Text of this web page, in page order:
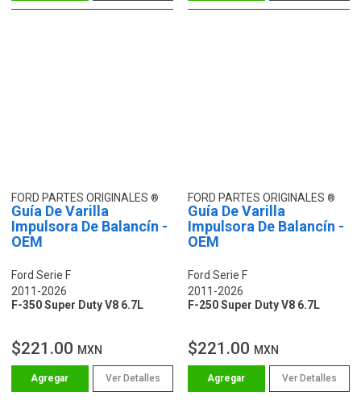
FORD PARTES ORIGINALES
Guía De Varilla
Impulsora De Balancín -
OEM
Ford Serie F
2011-2026
F-350 Super Duty V8 6.7L
$221.00 MXN
Ver Detalles
FORD PARTES ORIGINALES
Guía De Varilla
Impulsora De Balancín -
OEM
Ford Serie F
2011-2026
F-250 Super Duty V8 6.7L
$221.00 MXN
Ver Detalles